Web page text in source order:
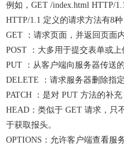
例如，GET /index.html HTTP/1.1
HTTP/1.1 定义的请求方法有8种
GET ：请求页面，并返回页面内
POST ：大多用于提交表单或
PUT ：从客户端向服务器传送
DELETE ：请求服务器删除指定
PATCH ：是对 PUT 方法的补
HEAD：类似于 GET 请求，只
于获取报头。
OPTIONS：允许客户端查看服